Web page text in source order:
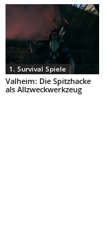
1. Survival Spiele
Valheim: Die Spitzhacke
als Allzweckwerkzeug